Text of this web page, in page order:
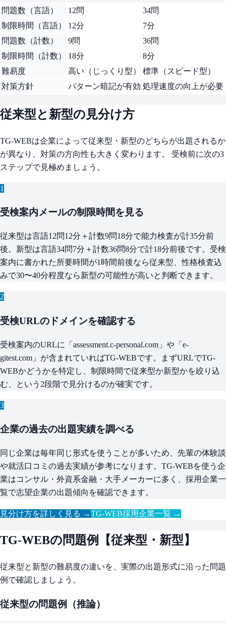
問題数（言語）
12問
34問
制限時間（言語）
12分
7分
問題数（計数）
9問
36問
制限時間（計数）
18分
8分
難易度
高い（じっくり型）
標準（スピード型）
対策方針
パターン暗記が有効 処理速度の向上が必要
従来型と新型の見分け方
TG-WEBは企業によって従来型・新型のどちらが出題されるか
が異なり、対策の方向性も大きく変わります。 受検前に次の3
ステップで見極めましょう。
1
受検案内メールの制限時間を見る
従来型は言語12問12分＋計数9問18分で能力検査が計35分前
後。新型は言語34問7分＋計数36問8分で計18分前後です。受検
案内に書かれた所要時間が1時間前後なら従来型、性格検査込
みで30〜40分程度なら新型の可能性が高いと判断できます。
2
受検URLのドメインを確認する
受検案内のURLに「assessment.c-personal.com」や「e-
gitest.com」が含まれていればTG-WEBです。まずURLでTG-
WEBかどうかを特定し、制限時間で従来型か新型かを絞り込
む、という2段階で見分けるのが確実です。
3
企業の過去の出題実績を調べる
同じ企業は毎年同じ形式を使うことが多いため、先輩の体験談
や就活口コミの過去実績が参考になります。TG-WEBを使う企
業はコンサル・外資系金融・大手メーカーに多く、採用企業一
覧で志望企業の出題傾向を確認できます。
見分け方を詳しく見る →TG-WEB採用企業一覧 →
TG-WEBの問題例【従来型・新型】
従来型と新型の難易度の違いを、実際の出題形式に沿った問題
例で確認しましょう。
従来型の問題例（推論）